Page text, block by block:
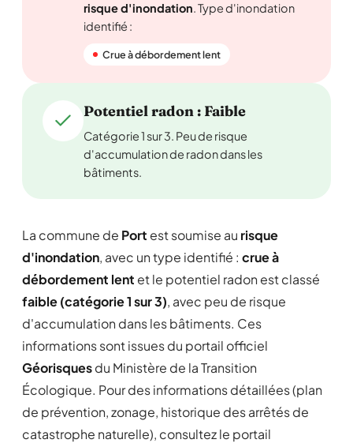
risque d'inondation. Type d'inondation
identifié :
Crue à débordement lent
Potentiel radon : Faible
Catégorie 1 sur 3. Peu de risque
d'accumulation de radon dans les
bâtiments.
La commune de Port est soumise au risque
d'inondation, avec un type identifié : crue à
débordement lent et le potentiel radon est classé
faible (catégorie 1 sur 3), avec peu de risque
d'accumulation dans les bâtiments. Ces
informations sont issues du portail officiel
Géorisquesdu Ministère de la Transition
Écologique. Pour des informations détaillées (plan
de prévention, zonage, historique des arrêtés de
catastrophe naturelle), consultez le portail